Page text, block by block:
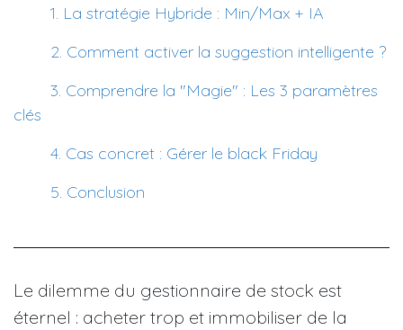
​1. La stratégie Hybride : Min/Max + IA
​2. Comment activer la suggestion intelligente ?
​3. Comprendre la "Magie" : Les 3 paramètres
clés
​4. Cas concret : Gérer le black Friday
​​5. Conclusion
Le dilemme du gestionnaire de stock est
éternel : acheter trop et immobiliser de la